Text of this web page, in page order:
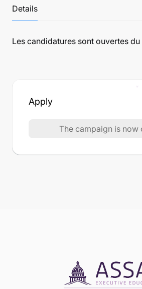
Details
Les candidatures sont ouvertes du
Apply
The campaign is now